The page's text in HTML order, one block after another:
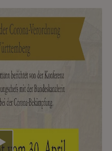
Video abspielen